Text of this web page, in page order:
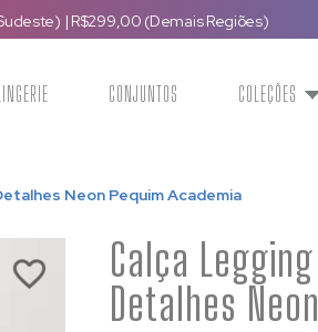
| R$299,00 (Demais Regiões)
CONJUNTOS COLEÇÕES
Neon Pequim Academia
Calça
Detalhes